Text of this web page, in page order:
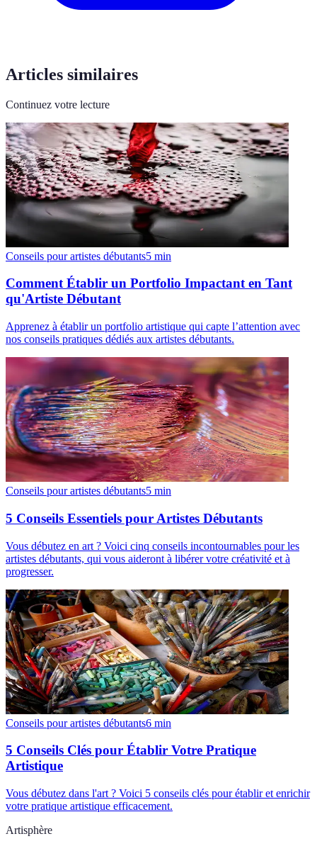
Articles similaires
Continuez votre lecture
Conseils pour artistes débutants5 min
Comment Établir un Portfolio Impactant en Tant
qu'Artiste Débutant
Apprenez à établir un portfolio artistique qui capte l’attention avec
nos conseils pratiques dédiés aux artistes débutants.
Conseils pour artistes débutants5 min
5 Conseils Essentiels pour Artistes Débutants
Vous débutez en art ? Voici cinq conseils incontournables pour les
artistes débutants, qui vous aideront à libérer votre créativité et à
progresser.
Conseils pour artistes débutants6 min
5 Conseils Clés pour Établir Votre Pratique
Artistique
Vous débutez dans l'art ? Voici 5 conseils clés pour établir et enrichir
votre pratique artistique efficacement.
Artisphère